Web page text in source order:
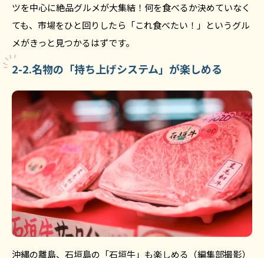
ツを中心に絶品グルメが大集結！何を食べるか決めていなく
ても、市場をひと回りしたら「これ食べたい！」というグル
メがきっと見つかるはずです。
2-2.名物の「持ち上げシステム」が楽しめる
沖縄の離島、石垣島の「石垣牛」も楽しめる（編集部撮影）